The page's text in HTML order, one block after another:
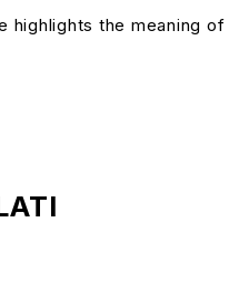
highlights the meaning